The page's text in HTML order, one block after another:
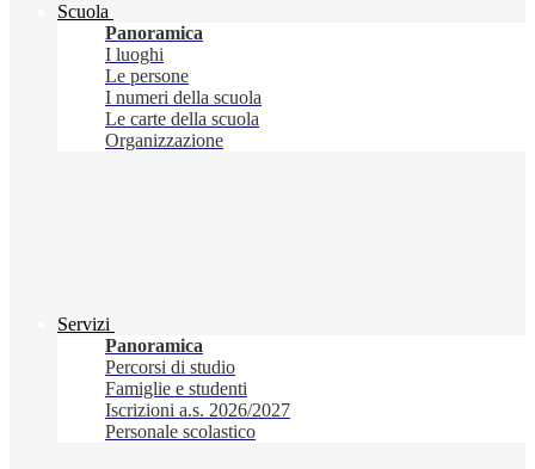
Scuola
Panoramica
I luoghi
Le persone
I numeri della scuola
Le carte della scuola
Organizzazione
Servizi
Panoramica
Percorsi di studio
Famiglie e studenti
Iscrizioni a.s. 2026/2027
Personale scolastico